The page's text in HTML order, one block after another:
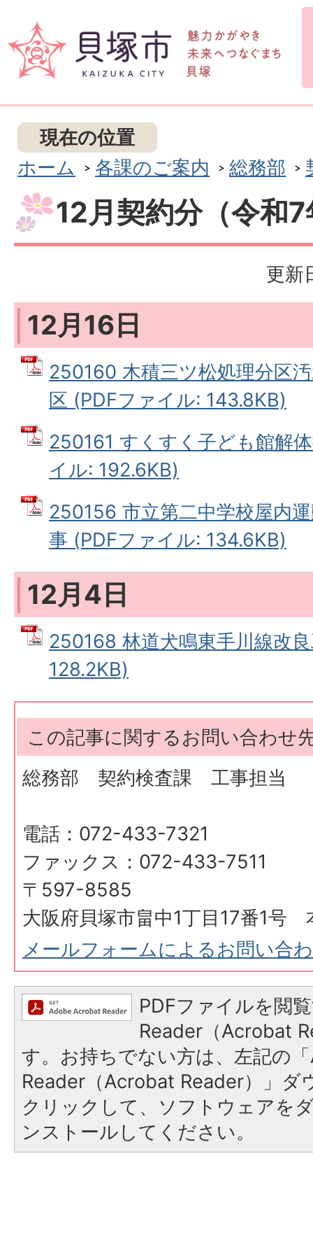
現在の位置
ホーム
各課のご案内 総務部
12月契約分（令和
更新
12月16日
250160 木積三ツ松処理分区
区 (PDFファイル: 143.8KB)
250161 すくすく子ども館解
イル: 192.6KB)
250156 市立第二中学校屋内
事 (PDFファイル: 134.6KB)
12月4日
250168 林道犬鳴東手川線改
128.2KB)
この記事に関するお問い合わせ
総務部 契約検査課 工事担当
電話：072-433-7321
ファックス：072-433-7511
〒597-8585
大阪府貝塚市畠中1丁目17番1号
メールフォームによるお問い合
PDFファイルを閲
Reader（Acrobat
す。お持ちでない方は、左記の
Reader（Acrobat Reader）」ダ
クリックして、ソフトウェアを
ンストールしてください。